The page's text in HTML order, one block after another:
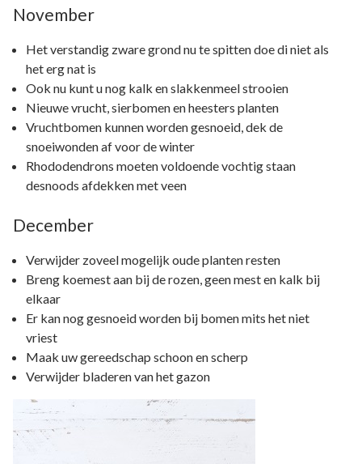
November
Het verstandig zware grond nu te spitten doe di niet als
het erg nat is
Ook nu kunt u nog kalk en slakkenmeel strooien
Nieuwe vrucht, sierbomen en heesters planten
Vruchtbomen kunnen worden gesnoeid, dek de
snoeiwonden af voor de winter
Rhododendrons moeten voldoende vochtig staan
desnoods afdekken met veen
December
Verwijder zoveel mogelijk oude planten resten
Breng koemest aan bij de rozen, geen mest en kalk bij
elkaar
Er kan nog gesnoeid worden bij bomen mits het niet
vriest
Maak uw gereedschap schoon en scherp
Verwijder bladeren van het gazon